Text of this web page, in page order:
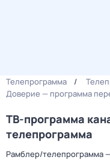
Телепрограмма
Доверие — программа
ТВ-программа
телепрограмма
Рамблер/телепрограмма